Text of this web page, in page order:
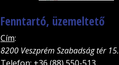
Fenntartó, üzemeltető
Cím:
8200 Veszprém Szabadság tér 15.